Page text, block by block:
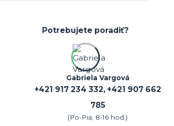
Potrebujete poradiť?
Gabriela Vargová
+421 917 234 332, +421 907 662
785
(Po-Pia, 8-16 hod.)